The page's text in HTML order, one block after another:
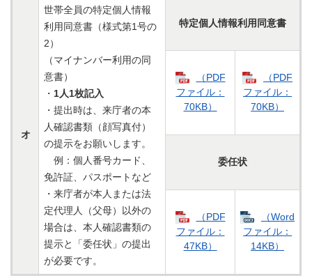
オ
世帯全員の特定個人情報
利用同意書（様式第1号の
2）
（マイナンバー利用の同
意書）
・ 1人1枚記入
・提出時は、来庁者の本
人確認書類（顔写真付）
の提示をお願いします。
例：個人番号カード、
免許証、パスポートなど
・来庁者が本人または法
定代理人（父母）以外の
場合は、本人確認書類の
提示と「委任状」の提出
が必要です。
特定個人情報利用同意書
（PDF
ファイル：
70KB）
（PDF
ファイル：
70KB）
委任状
（PDF
ファイル：
47KB）
（Word
ファイル：
14KB）